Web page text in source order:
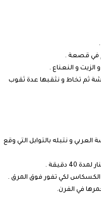
في قصعة .
الزيت و النعناع .
ثم تخاط و نثقبها عدة ثقوب
و نتبله بالتوابل التي وقع
لكي تفور فوق المرق .
في الفرن.